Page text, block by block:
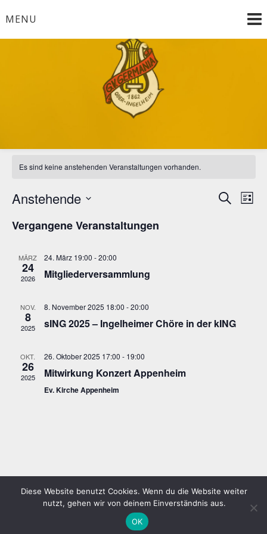
toMENU
GV Germania 1862 e.V.
Es sind keine anstehenden Veranstaltungen vorhanden.
SucheListe
Anstehende
wählen.
Vergangene Veranstaltungen
MÄRZ
24
2026
24. März 19:00 -20:00
Mitgliederversammlung
NOV.
8
2025
8. November 2025 18:00 -20:00
sING 2025 – Ingelheimer Chöre in der kING
OKT.
26
2025
26. Oktober 2025 17:00 - 19:00
Mitwirkung Konzert Appenheim
Ev. Kirche Appenheim
© 2026 GV Germania 1862 e.V. Ober-Ingelheim| Theme Design
bySuperbThemes.com
Diese Website benutzt Cookies. Wenn du die Website weiter
nutzt, gehen wir von deinem Einverständnis aus.
OK